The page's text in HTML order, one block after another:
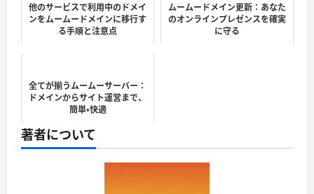
他のサービスで利用中のドメイ
ンをムームードメインに移行す
る手順と注意点
ムームードメイン更新：あなた
のオンラインプレゼンスを確実
に守る
全てが揃うムームーサーバー：
ドメインからサイト運営まで、
簡単・快適
著者について